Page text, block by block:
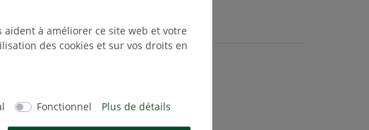
à améliorer ce site web et votre
des cookies et sur vos droits en
Fonctionnel Plus de détails